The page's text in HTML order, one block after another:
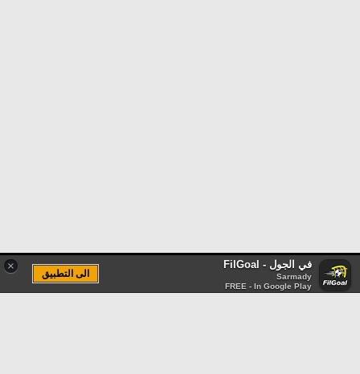
× في الجول - FilGoal
Sarmady
FREE - In Google Play
الى التطبيق